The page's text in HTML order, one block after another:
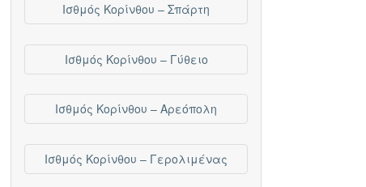
Ισθμός Κορίνθου – Σπάρτη
Ισθμός Κορίνθου – Γύθειο
Ισθμός Κορίνθου – Αρεόπολη
Ισθμός Κορίνθου – Γερολιμένας